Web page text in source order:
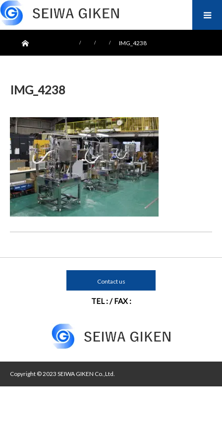
ホーム IMG_4238
IMG_4238
Contact us
TEL : / FAX :
Copyright © 2023 SEIWA GIKEN Co.,Ltd.